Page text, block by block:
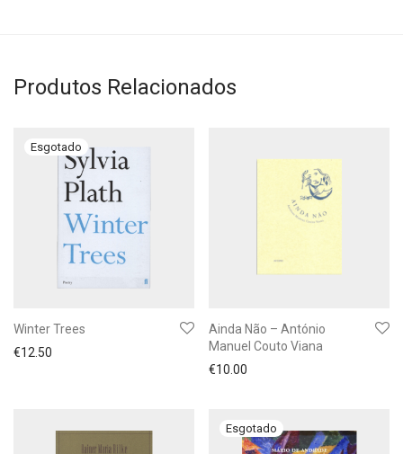
Produtos Relacionados
Winter Trees
€12.50
Ainda Não – António
Manuel Couto Viana
€10.00